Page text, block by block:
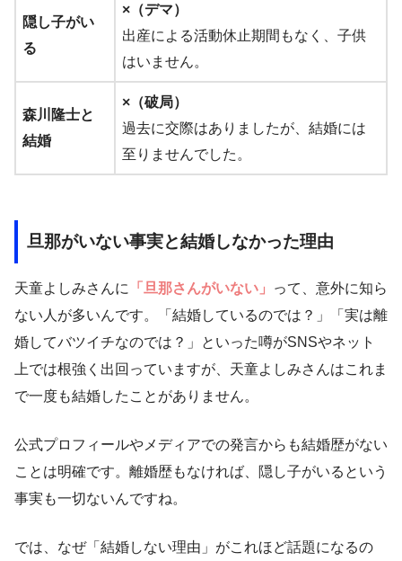
隠し子がい
る
×（デマ）
出産による活動休止期間もなく、子供
はいません。
森川隆士と
結婚
×（破局）
過去に交際はありましたが、結婚には
至りませんでした。
旦那がいない事実と結婚しなかった理由
天童よしみさんに 「旦那さんがいない」
って、意外に知ら
ない人が多いんです。「結婚しているのでは？」「実は離
婚してバツイチなのでは？」といった噂がSNSやネット
上では根強く出回っていますが、天童よしみさんはこれま
で一度も結婚したことがありません。
公式プロフィールやメディアでの発言からも結婚歴がない
ことは明確です。離婚歴もなければ、隠し子がいるという
事実も一切ないんですね。
では、なぜ「結婚しない理由」がこれほど話題になるの